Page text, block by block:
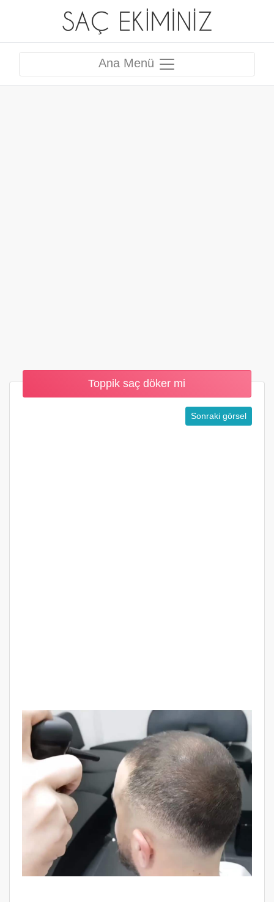
Ana Menü
Toppik saç döker mi
Sonraki görsel